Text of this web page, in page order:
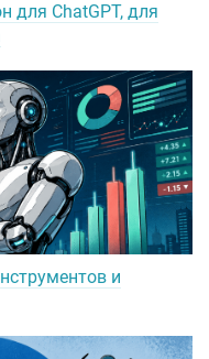
для ChatGPT, для
и